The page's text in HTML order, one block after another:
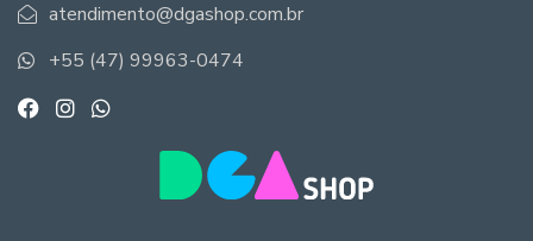
atendimento@dgashop.com.br
+55 (47) 99963-0474